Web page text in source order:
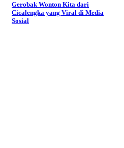
Gerobak Wonton Kita dari
Cicalengka yang Viral di Media
Sosial